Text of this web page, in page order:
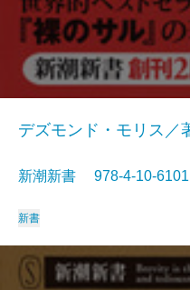
デズモンド・モリス／
新潮新書 978-4-10-
新書